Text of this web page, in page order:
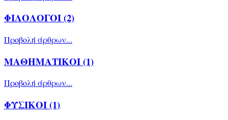
ΦΙΛΟΛΟΓΟΙ (2)
Προβολή άρθρων...
ΜΑΘΗΜΑΤΙΚΟΙ (1)
Προβολή άρθρων...
ΦΥΣΙΚΟΙ (1)